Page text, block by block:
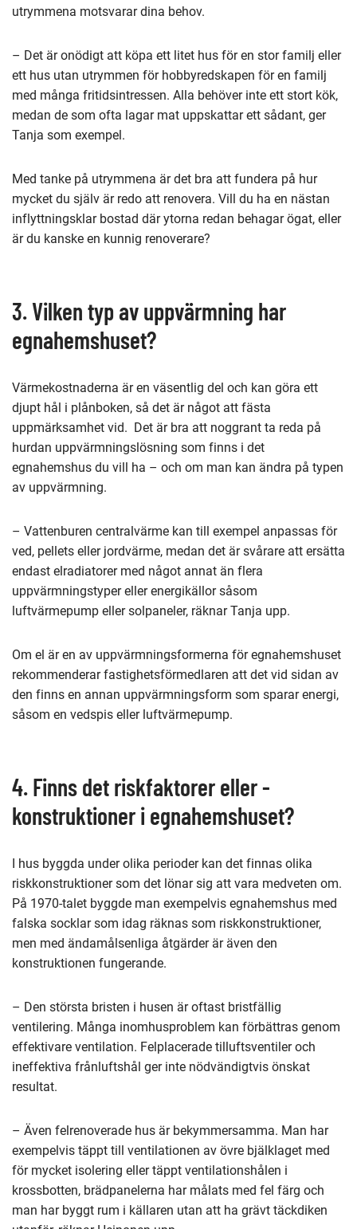
utrymmena motsvarar dina behov.
– Det är onödigt att köpa ett litet hus för en stor familj eller
ett hus utan utrymmen för hobbyredskapen för en familj
med många fritidsintressen. Alla behöver inte ett stort kök,
medan de som ofta lagar mat uppskattar ett sådant, ger
Tanja som exempel.
Med tanke på utrymmena är det bra att fundera på hur
mycket du själv är redo att renovera. Vill du ha en nästan
inflyttningsklar bostad där ytorna redan behagar ögat, eller
är du kanske en kunnig renoverare?
3. Vilken typ av uppvärmning har
egnahemshuset?
Värmekostnaderna är en väsentlig del och kan göra ett
djupt hål i plånboken, så det är något att fästa
uppmärksamhet vid. Det är bra att noggrant ta reda på
hurdan uppvärmningslösning som finns i det
egnahemshus du vill ha – och om man kan ändra på typen
av uppvärmning.
– Vattenburen centralvärme kan till exempel anpassas för
ved, pellets eller jordvärme, medan det är svårare att ersätta
endast elradiatorer med något annat än flera
uppvärmningstyper eller energikällor såsom
luftvärmepump eller solpaneler, räknar Tanja upp.
Om el är en av uppvärmningsformerna för egnahemshuset
rekommenderar fastighetsförmedlaren att det vid sidan av
den finns en annan uppvärmningsform som sparar energi,
såsom en vedspis eller luftvärmepump.
4. Finns det riskfaktorer eller -
konstruktioner i egnahemshuset?
I hus byggda under olika perioder kan det finnas olika
riskkonstruktioner som det lönar sig att vara medveten om.
På 1970-talet byggde man exempelvis egnahemshus med
falska socklar som idag räknas som riskkonstruktioner,
men med ändamålsenliga åtgärder är även den
konstruktionen fungerande.
– Den största bristen i husen är oftast bristfällig
ventilering. Många inomhusproblem kan förbättras genom
effektivare ventilation. Felplacerade tilluftsventiler och
ineffektiva frånluftshål ger inte nödvändigtvis önskat
resultat.
– Även felrenoverade hus är bekymmersamma. Man har
exempelvis täppt till ventilationen av övre bjälklaget med
för mycket isolering eller täppt ventilationshålen i
krossbotten, brädpanelerna har målats med fel färg och
man har byggt rum i källaren utan att ha grävt täckdiken